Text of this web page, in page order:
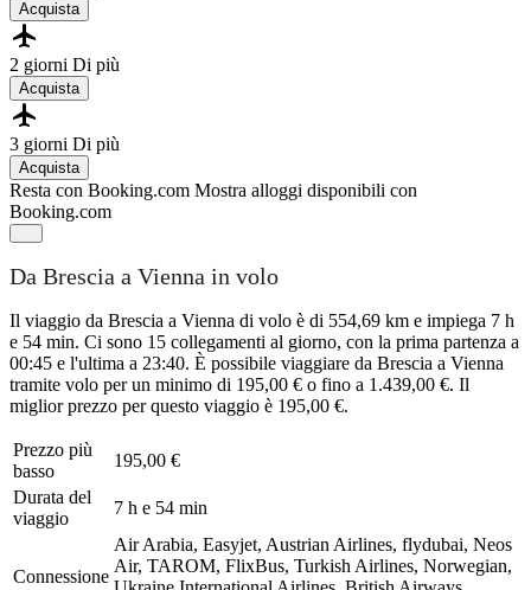
Acquista
2 giorni Di più
Acquista
3 giorni Di più
Acquista
Resta con Booking.com Mostra alloggi disponibili con
Booking.com
Da Brescia a Vienna in volo
Il viaggio da Brescia a Vienna di volo è di 554,69 km e impiega 7 h
e 54 min. Ci sono 15 collegamenti al giorno, con la prima partenza a
00:45 e l'ultima a 23:40. È possibile viaggiare da Brescia a Vienna
tramite volo per un minimo di 195,00 € o fino a 1.439,00 €. Il
miglior prezzo per questo viaggio è 195,00 €.
Prezzo più
basso
195,00 €
Durata del
viaggio
7 h e 54 min
Connessione
Air Arabia, Easyjet, Austrian Airlines, flydubai, Neos
Air, TAROM, FlixBus, Turkish Airlines, Norwegian,